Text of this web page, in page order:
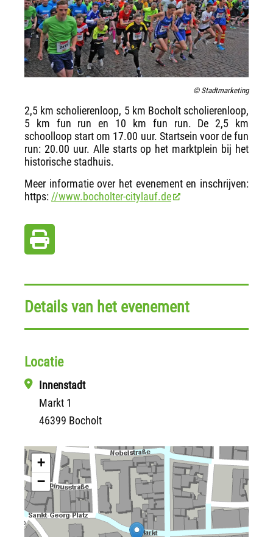
© Stadtmarketing
2,5 km scholierenloop, 5 km Bocholt scholierenloop,
5 km fun run en 10 km fun run. De 2,5 km
schoolloop start om 17.00 uur. Startsein voor de fun
run: 20.00 uur. Alle starts op het marktplein bij het
historische stadhuis.
Meer informatie over het evenement en inschrijven:
https: //www.bocholter-citylauf.de
Details van het evenement
Locatie
Innenstadt
Markt 1
46399 Bocholt
+
−